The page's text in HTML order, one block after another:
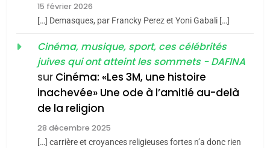
«Tu dis génocide, je dis
guerre»: La nouvelle
chanson de Boy George
ISRAÉL JUDAISME
15 février 2026
[…] Demasques, par Francky Perez et Yoni Gabali […]
Cinéma, musique, sport, ces célébrités
juives qui ont atteint les sommets - DAFINA
sur Cinéma: «Les 3M, une histoire
inachevée» Une ode à l’amitié au-delà
de la religion
28 décembre 2025
[…] carrière et croyances religieuses fortes n’a donc rien
meurtrière selon le rapport
l’antisémitisme
FIÈRE, DIGNE ET RÉSILIENTE :
POURQUOI JE REVENDIQUE
MA JUDAÏTE par Thérèse
Zrihen-Dvir
ISRAÉL